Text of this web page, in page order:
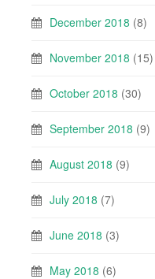
December 2018 (8)
November 2018 (15)
October 2018 (30)
September 2018 (9)
August 2018 (9)
July 2018 (7)
June 2018 (3)
May 2018 (6)